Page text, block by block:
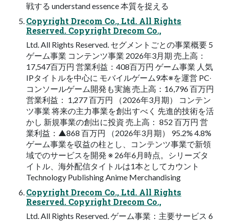
戦する understand essence 本質を捉える
Copyright Drecom Co., Ltd. All Rights
Reserved. Copyright Drecom Co.,
Ltd. All Rights Reserved. セグメントごとの事業概要 5
ゲーム事業 コンテンツ事業 2026年3⽉期 売上⾼：
17,547百万円 営業利益：408百万円 ゲーム事業 ⼈気
IPタイトルを中⼼に モバイルゲーム9本※を運営 PC‧
コンソールゲーム開発も実施 売上⾼：16,796 百万円
営業利益： 1,277 百万円 （2026年3⽉期） コンテン
ツ事業 将来の主⼒事業を創出すべく 先進的技術を活
かし 新規事業の創出に投資 売上⾼： 852 百万円 営
業利益：▲868 百万円 （2026年3⽉期） 95.2% 4.8%
ゲーム事業を収益の柱とし、コンテンツ事業で新領
域でのサービスを開発 ※ 26年6⽉時点。シリーズタ
イトル、海外配信タイトルは1本としてカウント
Technology Publishing Anime Merchandising
Copyright Drecom Co., Ltd. All Rights
Reserved. Copyright Drecom Co.,
Ltd. All Rights Reserved. ゲーム事業：主要サービス 6